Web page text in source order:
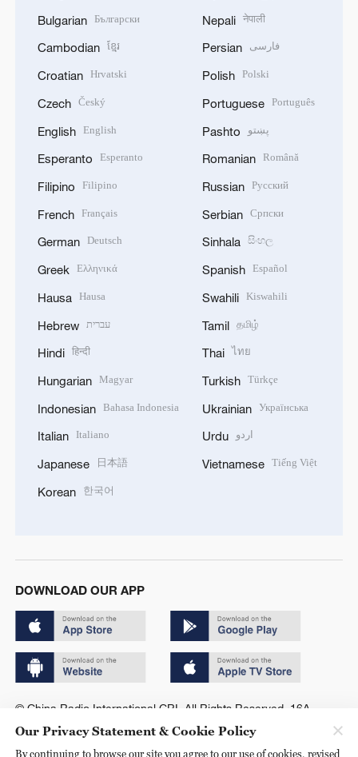
Bulgarian Български
Cambodian ខ្មែរ
Croatian Hrvatski
Czech Český
English English
Esperanto Esperanto
Filipino Filipino
French Français
German Deutsch
Greek Ελληνικά
Hausa Hausa
Hebrew עברית
Hindi हिन्दी
Hungarian Magyar
Indonesian Bahasa Indonesia
Italian Italiano
Japanese 日本語
Korean 한국어
Nepali नेपाली
Persian فارسی
Polish Polski
Portuguese Português
Pashto پښتو
Romanian Română
Russian Русский
Serbian Српски
Sinhala සිංහල
Spanish Español
Swahili Kiswahili
Tamil தமிழ்
Thai ไทย
Turkish Türkçe
Ukrainian Українська
Urdu اردو
Vietnamese Tiếng Việt
DOWNLOAD OUR APP
© China Radio International.CRI. All Rights Reserved. 16A
Shijingshan Road, Beijing, China. 100040
Our Privacy Statement & Cookie Policy
By continuing to browse our site you agree to our use of cookies, revised